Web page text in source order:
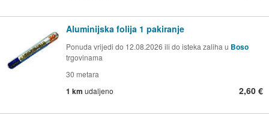
Aluminijska folija 1 pakiranje
Ponuda vrijedi do 12.08.2026 ili do isteka zaliha u Boso
trgovinama
30 metara
1 km udaljeno 2,60 €